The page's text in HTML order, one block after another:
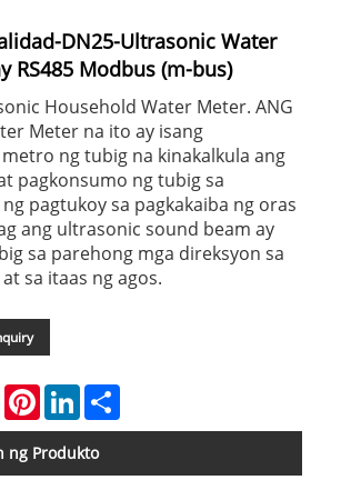
DN25-Ultrasonic Water
RS485 Modbus (m-bus)
Household Water Meter. ANG
Meter na ito ay isang
ng tubig na kinakalkula ang
pagkonsumo ng tubig sa
pagtukoy sa pagkakaiba ng oras
ang ultrasonic sound beam ay
sa parehong mga direksyon sa
sa itaas ng agos.
WhatsAppPinterestLinkedIn
ng Produkto